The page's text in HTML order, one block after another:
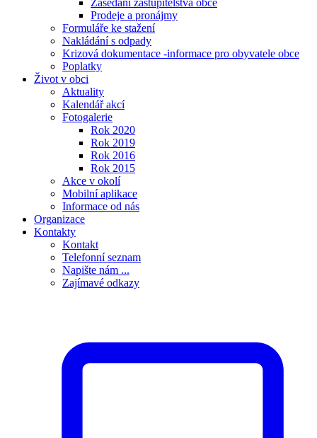
Zasedání zastupitelstva obce
Prodeje a pronájmy
Formuláře ke stažení
Nakládání s odpady
Krizová dokumentace -informace pro obyvatele obce
Poplatky
Život v obci
Aktuality
Kalendář akcí
Fotogalerie
Rok 2020
Rok 2019
Rok 2016
Rok 2015
Akce v okolí
Mobilní aplikace
Informace od nás
Organizace
Kontakty
Kontakt
Telefonní seznam
Napište nám ...
Zajímavé odkazy